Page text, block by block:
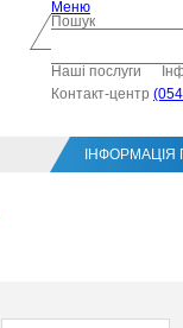
Меню
Пошук
Наші послуги
Контакт-центр